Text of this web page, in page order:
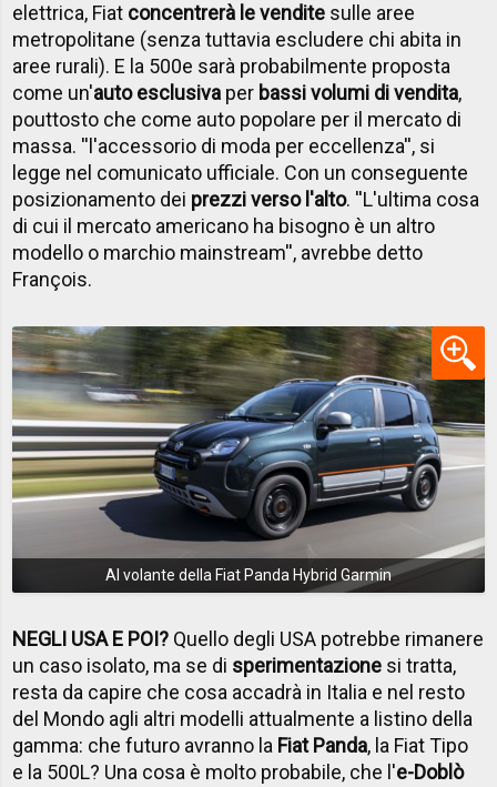
elettrica, Fiat concentrerà le vendite sulle aree
metropolitane (senza tuttavia escludere chi abita in
aree rurali). E la 500e sarà probabilmente proposta
come un'auto esclusiva per bassi volumi di vendita,
pouttosto che come auto popolare per il mercato di
massa. ''l'accessorio di moda per eccellenza'', si
legge nel comunicato ufficiale. Con un conseguente
posizionamento dei prezzi verso l'alto. ''L'ultima cosa
di cui il mercato americano ha bisogno è un altro
modello o marchio mainstream'', avrebbe detto
François.
Al volante della Fiat Panda Hybrid Garmin
NEGLI USA E POI? Quello degli USA potrebbe rimanere
un caso isolato, ma se di sperimentazione si tratta,
resta da capire che cosa accadrà in Italia e nel resto
del Mondo agli altri modelli attualmente a listino della
gamma: che futuro avranno la Fiat Panda, la Fiat Tipo
e la 500L? Una cosa è molto probabile, che l'e-Doblò